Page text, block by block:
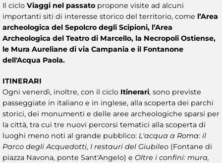
Il ciclo Viaggi nel passato propone visite ad alcuni
importanti siti di interesse storico del territorio, come l’Area
archeologica del Sepolcro degli Scipioni, l’Area
Archeologica del Teatro di Marcello, la Necropoli Ostiense,
le Mura Aureliane di via Campania e il Fontanone
dell'Acqua Paola.
ITINERARI
Ogni venerdì, inoltre, con il ciclo Itinerari, sono previste
passeggiate in italiano e in inglese, alla scoperta dei parchi
storici, dei monumenti e delle aree archeologiche sparsi per
la città, tra cui tre nuovi percorsi tematici alla scoperta di
luoghi meno noti al grande pubblico: L'acqua a Roma: il
Parco degli Acquedotti, I restauri del Giubileo (Fontane di
piazza Navona, ponte Sant'Angelo) e Oltre i confini: mura,